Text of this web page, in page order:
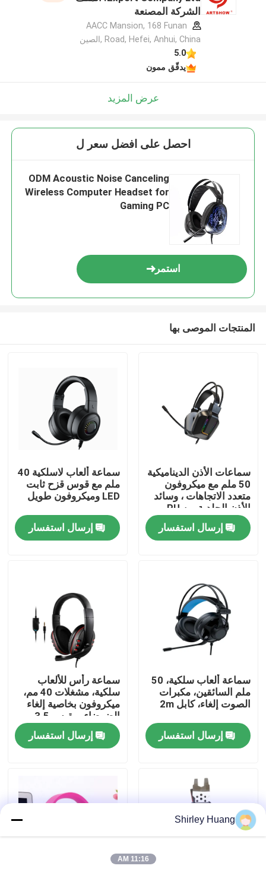
المنزل
حولنا
جولة في المصنع
مراقبة الجودة
اطلب اقتباس
لوحة مفاتيح وماوس كمبيوتر سلكي
الشركة المصنعة
AACC Mansion, 168 Funan
Road, Hefei, Anhui, China ,الصين
5.0
يدقّق ممون
عرض المزيد
احصل على افضل سعر ل
ODM Acoustic Noise Canceling
Wireless Computer Headset for
Gaming PC
استمر
المنتجات الموصى بها
سماعات الأذن الديناميكية
50 ملم مع ميكروفون
متعدد الاتجاهات ، وسائد
الأذن الجلدية من PU
إرسال استفسار
سماعة ألعاب لاسلكية 40
ملم مع قوس قزح ثابت
LED وميكروفون طويل
إرسال استفسار
سماعة ألعاب سلكية، 50
ملم السائقين، مكبرات
الصوت إلغاء، كابل 2m
إرسال استفسار
سماعة رأس للألعاب
سلكية، مشغلات 40 مم،
ميكروفون بخاصية إلغاء
مزدوج + USB، كابل
بطول 2 متر إرسال استفسار
Shirley Huang
11:16 AM